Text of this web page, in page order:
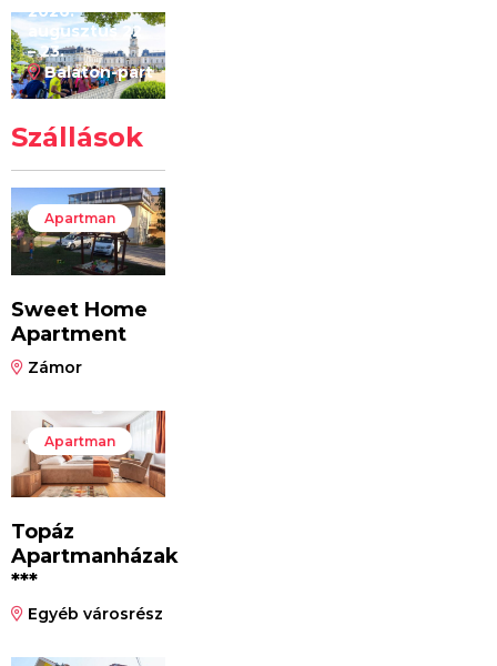
2026.
augusztus 22
– 23.
Balaton-part
Szállások
Apartman
Sweet Home
Apartment
Zámor
Apartman
Topáz
Apartmanházak
***
Egyéb városrész